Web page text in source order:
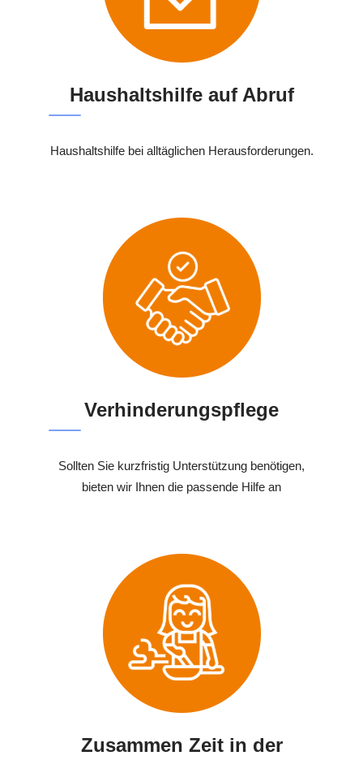
Haushaltshilfe auf Abruf
Haushaltshilfe bei alltäglichen Herausforderungen.
Verhinderungspflege
Sollten Sie kurzfristig Unterstützung benötigen,
bieten wir Ihnen die passende Hilfe an
Zusammen Zeit in der